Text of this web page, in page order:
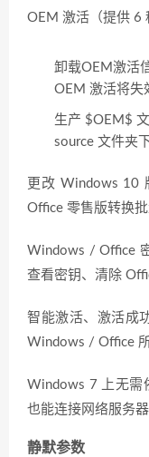
OEM 激活（提供 6
卸载OEM激活
OEM 激活将失
生产 $OEM$
source 文件夹
更改 Windows 10
Office 零售版转换批
Windows / Office
查看密钥、清除
智能激活、激活成
Windows / Office 所
Windows 7 上无需
也能连接网络服务器
静默参数